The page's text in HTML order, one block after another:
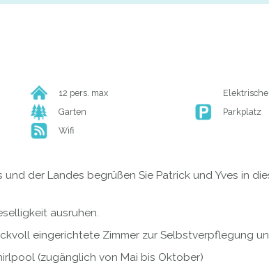
12 pers. max
Garten
Parkplatz
Wifi
der Landes begrüßen Sie Patrick und Yves in
ausruhen.
eingerichtete Zimmer zur Selbstverpflegung
(zugänglich von Mai bis Oktober)